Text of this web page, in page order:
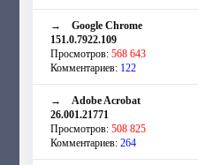
→ Google Chrome
151.0.7922.109
Просмотров: 568 643
Комментариев: 122
→ Adobe Acrobat
26.001.21771
Просмотров: 508 825
Комментариев: 264